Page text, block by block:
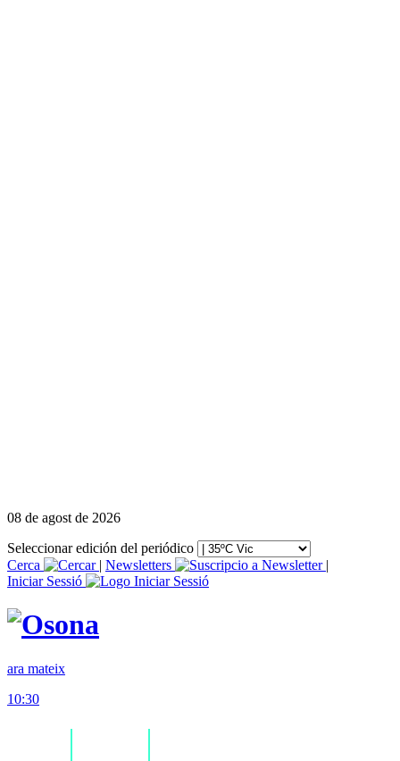
08 de agost de 2026
Seleccionar edición del periódico
Cerca
| Newsletters
|
Iniciar Sessió
ara mateix
10:30